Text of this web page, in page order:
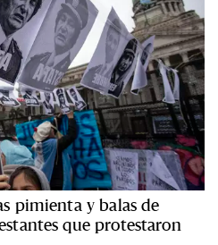
pimienta y balas de
que protestaron